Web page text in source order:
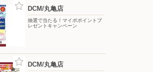
DCM/三豊店
〒769-1506 三豊市豊中町本山甲87-1
DCM/丸亀店
抽選で当たる！マイボポイントプ
レゼントキャンペーン
DCM/丸亀店